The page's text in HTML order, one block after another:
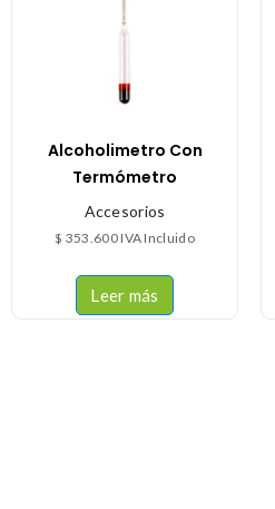
Alcoholimetro Con
Termómetro
Accesorios
$ 353.600IVA Incluido
Leer más